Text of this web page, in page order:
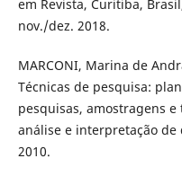
em Revista, Curitiba,
nov./dez. 2018.
MARCONI, Marina de
Técnicas de pesquisa:
pesquisas, amostragens
análise e interpretação de
2010.